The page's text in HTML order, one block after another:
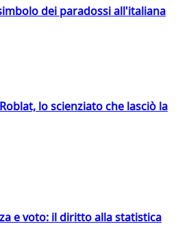
dei paradossi all'italiana
lo scienziato che lasciò la
e voto: il diritto alla statistica